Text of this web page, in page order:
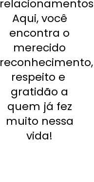
Aqui, você
encontra o
merecido
reconhecimento,
respeito e
gratidão a
quem já fez
muito nessa
vida!